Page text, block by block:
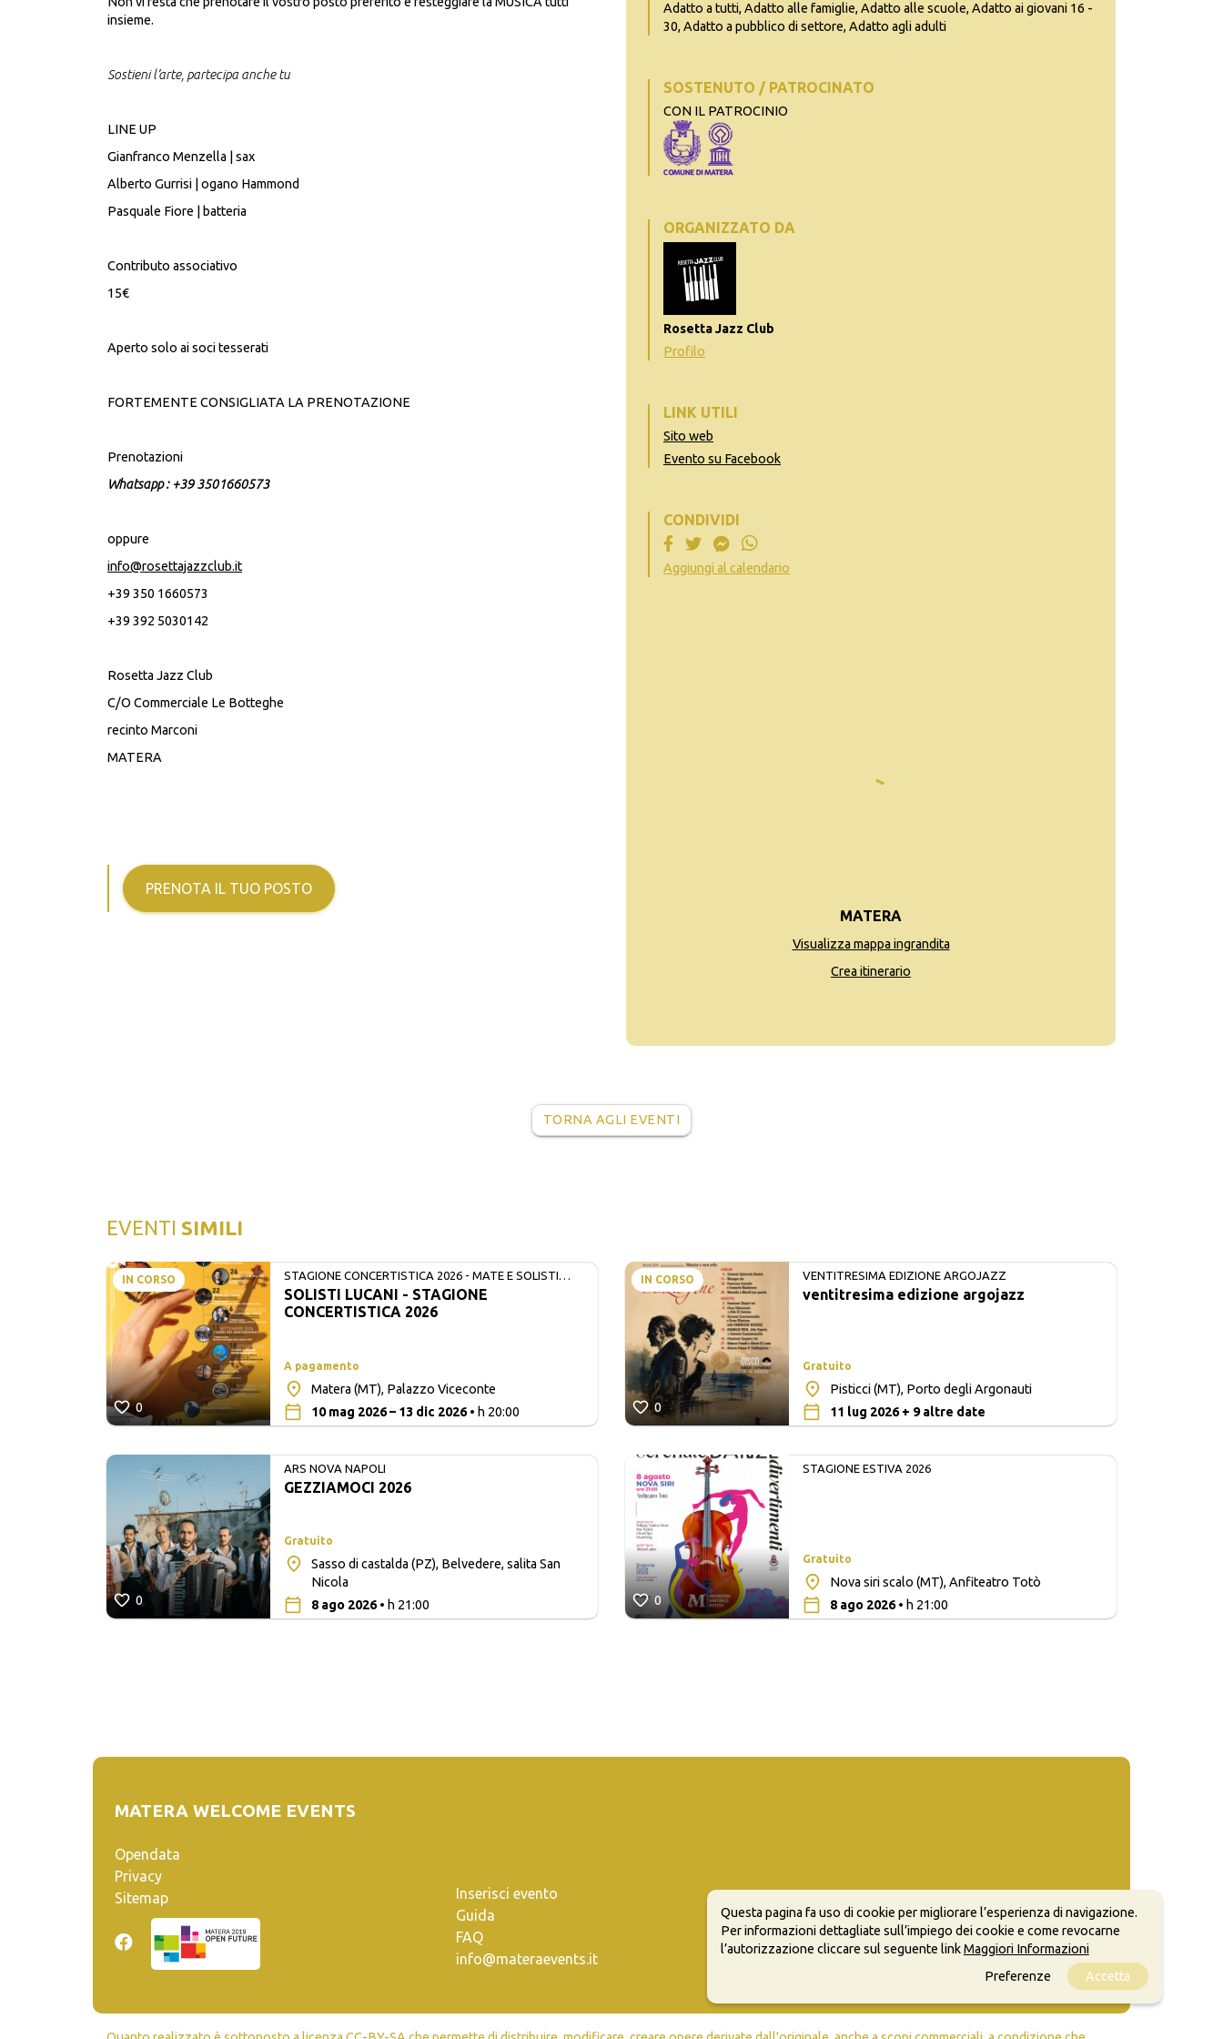
insieme.
Sostieni l’arte, partecipa anche tu
LINE UP
Gianfranco Menzella | sax
Alberto Gurrisi | ogano Hammond
Pasquale Fiore | batteria
Contributo associativo
15€
Aperto solo ai soci tesserati
FORTEMENTE CONSIGLIATA LA PRENOTAZIONE
Prenotazioni
Whatsapp : +39 3501660573
oppure
info@rosettajazzclub.it
+39 350 1660573
+39 392 5030142
Rosetta Jazz Club
C/O Commerciale Le Botteghe
recinto Marconi
MATERA
PRENOTA IL TUO POSTO
Adatto a tutti, Adatto alle famiglie, Adatto alle scuole, Adatto ai giovani 16 -
30, Adatto a pubblico di settore, Adatto agli adulti
SOSTENUTO / PATROCINATO
CON IL PATROCINIO
ORGANIZZATO DA
Rosetta Jazz Club
Profilo
LINK UTILI
Sito web
Evento su Facebook
CONDIVIDI
Aggiungi al calendario
MATERA
Visualizza mappa ingrandita
Crea itinerario
TORNA AGLI EVENTI
EVENTI SIMILI
IN CORSO
0
STAGIONE CONCERTISTICA 2026 - MATE E SOLISTI
LUCANI
SOLISTI LUCANI - STAGIONE
CONCERTISTICA 2026
A pagamento
Matera (MT), Palazzo Viceconte
10 mag 2026 – 13 dic 2026• h 20:00
0
ARS NOVA NAPOLI
GEZZIAMOCI 2026
Gratuito
Sasso di castalda (PZ), Belvedere, salita San
Nicola
8 ago 2026• h 21:00
IN CORSO
0
VENTITRESIMA EDIZIONE ARGOJAZZ
ventitresima edizione argojazz
Gratuito
Pisticci (MT), Porto degli Argonauti
11 lug 2026 + 9 altre date
0
STAGIONE ESTIVA 2026
Gratuito
Nova siri scalo (MT), Anfiteatro Totò
8 ago 2026• h 21:00
MATERA WELCOME EVENTS
Opendata
Privacy
Sitemap
Inserisci evento
Guida
FAQ
info@materaevents.it
Questa pagina fa uso di cookie per migliorare l’esperienza di navigazione.
Per informazioni dettagliate sull’impiego dei cookie e come revocarne
l’autorizzazione cliccare sul seguente linkMaggiori Informazioni
Preferenze
Accetta